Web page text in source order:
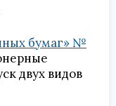
бумаг» №
двух видов